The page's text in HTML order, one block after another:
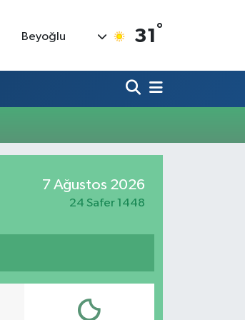
Beyoğlu 31 °
7 Ağustos 2026
24 Safer 1448